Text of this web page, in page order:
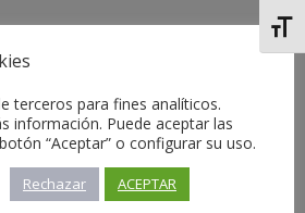
terceros para fines analíticos.
información. Puede aceptar las
“Aceptar” o configurar su uso.
Rechazar ACEPTAR